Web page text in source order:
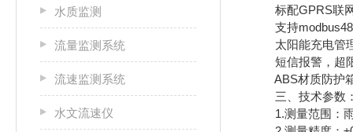
水质监测
流量监测系统
流速监测系统
水文流速仪
标配GPRS联网
支持
太阳能充电管理
短信报警，超限
ABS材质防护箱
三、技术参数
1.测量范围：雨